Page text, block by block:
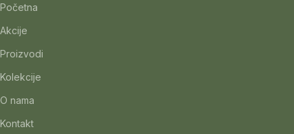
Početna
Akcije
Proizvodi
Kolekcije
O nama
Kontakt